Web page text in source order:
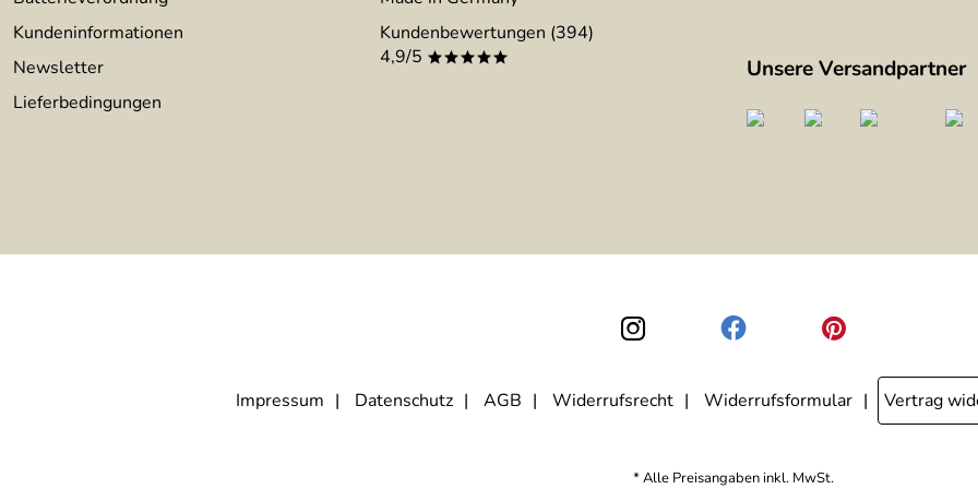
Kundeninformationen
Newsletter
Lieferbedingungen
Kundenbewertungen (394)
4,9/5 ***** Unsere Versandpartner
Impressum Datenschutz AGB Widerrufsrecht Widerrufsformular Vertrag
* Alle Preisangaben inkl. MwSt.